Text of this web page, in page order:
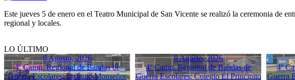
Este jueves 5 de enero en el Teatro Municipal de San Vicente se realizó la ceremonia de
regional y locales.
LO ÚLTIMO
8 Agosto, 2026
4º Camp. Regional de Bandas de
Guerra Escolares: Instituto Monseñor
8 Agosto, 2026
4º Camp. Regional de Bandas de
Guerra Escolares: Colegio El Principito
4º
Guerra